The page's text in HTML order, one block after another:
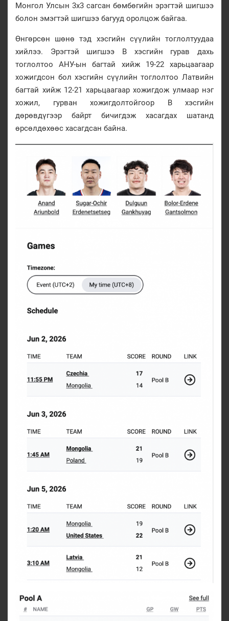
Монгол Улсын 3х3 сагсан бөмбөгийн эрэгтэй шигшээ
болон эмэгтэй шигшээ багууд оролцож байгаа.
Өнгөрсөн шөнө тэд хэсгийн сүүлийн тоглолтуудаа
хийлээ. Эрэгтэй шигшээ В хэсгийн гурав дахь
тоглолтоо АНУ-ын багтай хийж 19-22 харьцаагаар
хожигдсон бол хэсгийн сүүлийн тоглолтоо Латвийн
багтай хийж 12-21 харьцаагаар хожигдож улмаар нэг
хожил, гурван хожигдолтойгоор В хэсгийн
дөрөвдүгээр байрт бичигдэж хасагдах шатанд
өрсөлдөхөөс хасагдсан байна.